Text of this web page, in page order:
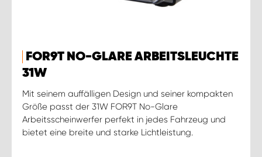
FOR9T NO-GLARE ARBEITSLEUCHTE
31W
Mit seinem auffälligen Design und seiner kompakten
Größe passt der 31W FOR9T No-Glare
Arbeitsscheinwerfer perfekt in jedes Fahrzeug und
bietet eine breite und starke Lichtleistung.